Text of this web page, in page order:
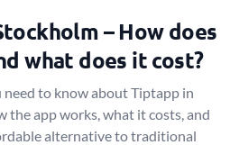
– How does
what does it cost?
need to know about Tiptapp in
the app works, what it costs, and
alternative to traditional